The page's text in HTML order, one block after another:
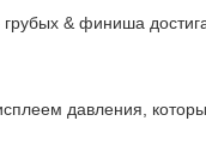
& финиша
давления,